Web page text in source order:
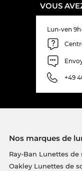
VOUS
Lun-ven
+49
Nos marques de
Ray-Ban Lunettes de
Oakley Lunettes de